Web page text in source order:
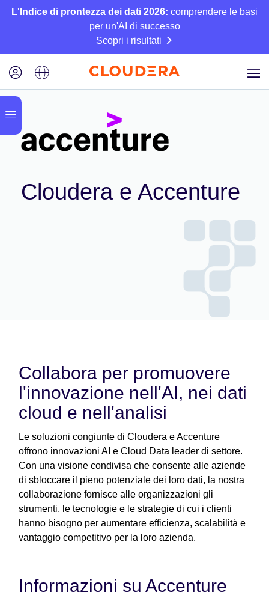
L'Indice di prontezza dei dati 2026: comprendere le basi
per un'AI di successo
Scopri i risultati
Cloudera e Accenture
Collabora per promuovere
l'innovazione nell'AI, nei dati
cloud e nell'analisi
Le soluzioni congiunte di Cloudera e Accenture
offrono innovazioni AI e Cloud Data leader di settore.
Con una visione condivisa che consente alle aziende
di sbloccare il pieno potenziale dei loro dati, la nostra
collaborazione fornisce alle organizzazioni gli
strumenti, le tecnologie e le strategie di cui i clienti
hanno bisogno per aumentare efficienza, scalabilità e
vantaggio competitivo per la loro azienda.
Informazioni su Accenture